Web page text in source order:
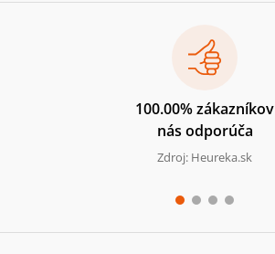
100.00% zákazníkov
nás odporúča
Zdroj: Heureka.sk